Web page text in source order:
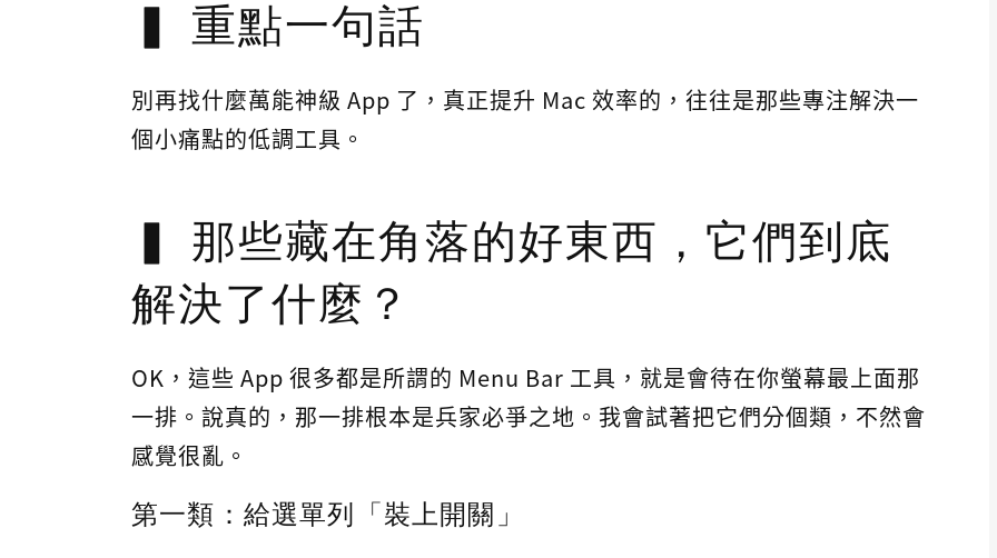
重點一句話
別再找什麼萬能神級 App 了，真正提升 Mac 效率的，往往是那些專注解決一
個小痛點的低調工具。
那些藏在角落的好東西，它們到底
解決了什麼？
OK，這些 App 很多都是所謂的 Menu Bar 工具，就是會待在你螢幕最上面那
一排。說真的，那一排根本是兵家必爭之地。我會試著把它們分個類，不然會
感覺很亂。
第一類：給選單列「裝上開關」